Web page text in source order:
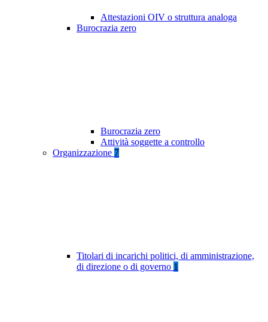
Attestazioni OIV o struttura analoga
Burocrazia zero
Burocrazia zero
Attività soggette a controllo
Organizzazione 7
Titolari di incarichi politici, di amministrazione,
di direzione o di governo 1